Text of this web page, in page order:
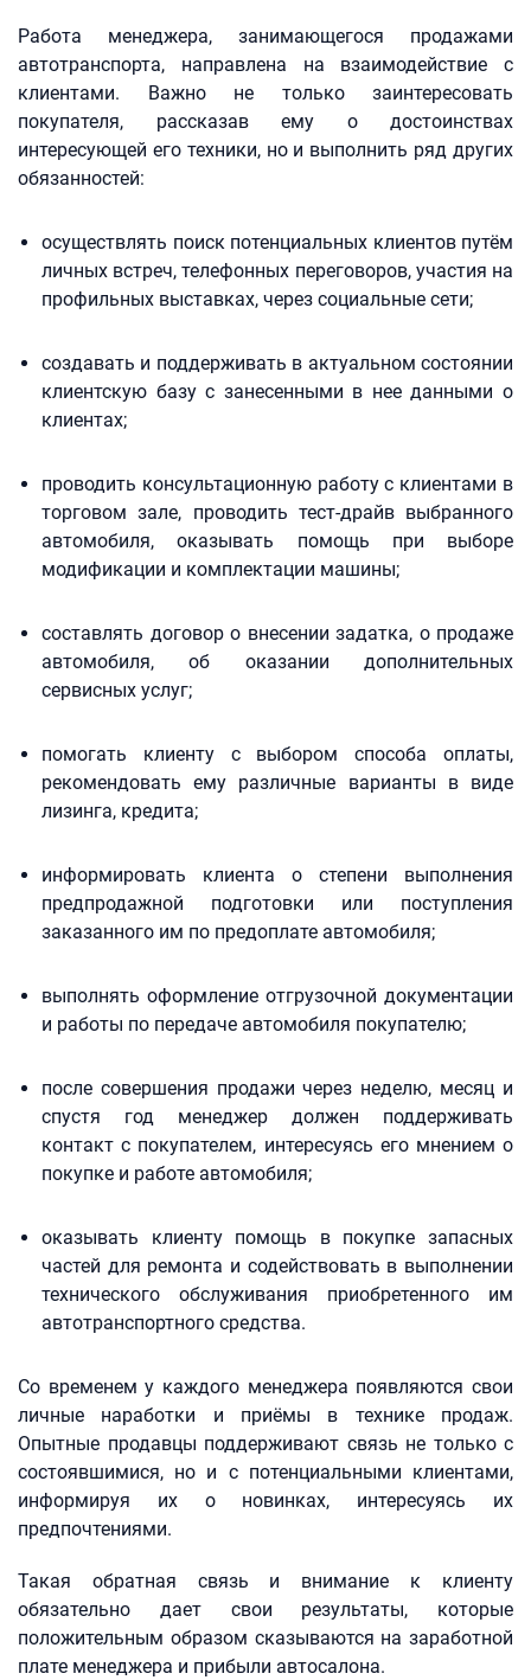
Работа менеджера, занимающегося продажами
автотранспорта, направлена на взаимодействие с
клиентами. Важно не только заинтересовать
покупателя, рассказав ему о достоинствах
интересующей его техники, но и выполнить ряд других
обязанностей:
осуществлять поиск потенциальных клиентов путём
личных встреч, телефонных переговоров, участия на
профильных выставках, через социальные сети;
создавать и поддерживать в актуальном состоянии
клиентскую базу с занесенными в нее данными о
клиентах;
проводить консультационную работу с клиентами в
торговом зале, проводить тест-драйв выбранного
автомобиля, оказывать помощь при выборе
модификации и комплектации машины;
составлять договор о внесении задатка, о продаже
автомобиля, об оказании дополнительных
сервисных услуг;
помогать клиенту с выбором способа оплаты,
рекомендовать ему различные варианты в виде
лизинга, кредита;
информировать клиента о степени выполнения
предпродажной подготовки или поступления
заказанного им по предоплате автомобиля;
выполнять оформление отгрузочной документации
и работы по передаче автомобиля покупателю;
после совершения продажи через неделю, месяц и
спустя год менеджер должен поддерживать
контакт с покупателем, интересуясь его мнением о
покупке и работе автомобиля;
оказывать клиенту помощь в покупке запасных
частей для ремонта и содействовать в выполнении
технического обслуживания приобретенного им
автотранспортного средства.
Со временем у каждого менеджера появляются свои
личные наработки и приёмы в технике продаж.
Опытные продавцы поддерживают связь не только с
состоявшимися, но и с потенциальными клиентами,
информируя их о новинках, интересуясь их
предпочтениями.
Такая обратная связь и внимание к клиенту
обязательно дает свои результаты, которые
положительным образом сказываются на заработной
плате менеджера и прибыли автосалона.